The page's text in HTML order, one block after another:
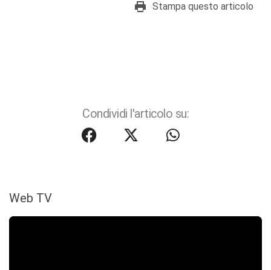
Stampa questo articolo
Condividi l'articolo su:
Web TV